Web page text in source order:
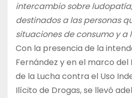
intercambio sobre
destinados a las personas
situaciones de consumo y a
Con la presencia de la
Fernández y en el marco
de la Lucha contra el Uso
Ilícito de Drogas, se llevó